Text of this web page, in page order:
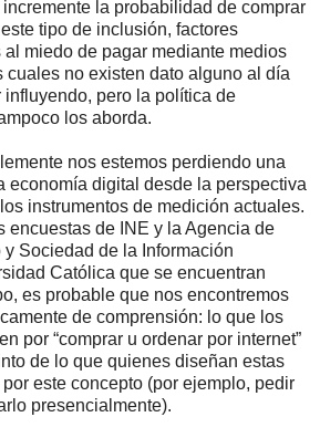
la probabilidad de comprar
tipo de inclusión, factores
miedo de pagar mediante medios
cuales no existen dato alguno al día
pero la política de
los aborda.
nos estemos perdiendo una
economía digital desde la perspectiva
instrumentos de medición actuales.
encuestas de INE y la Agencia de
Sociedad de la Información
Católica que se encuentran
es probable que nos encontremos
de comprensión: lo que los
por “comprar u ordenar por internet”
de lo que quienes diseñan estas
este concepto (por ejemplo, pedir
presencialmente).